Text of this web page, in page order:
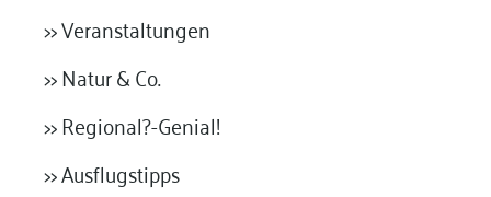
>> Veranstaltungen
>> Natur & Co.
>> Regional?-Genial!
>> Ausflugstipps